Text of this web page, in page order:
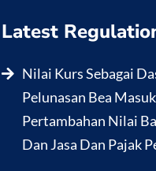
Latest
Nilai Kurs Sebagai
Pelunasan Bea
Pertambahan Nilai
Dan Jasa Dan Pajak